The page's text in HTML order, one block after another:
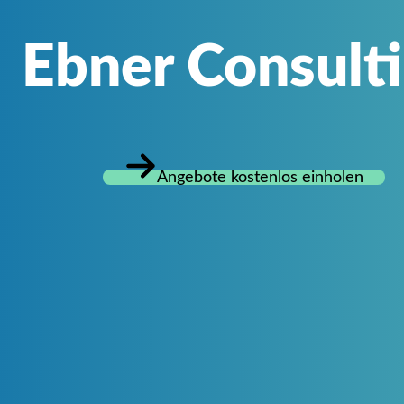
Ebner
Angebote kostenlos einholen